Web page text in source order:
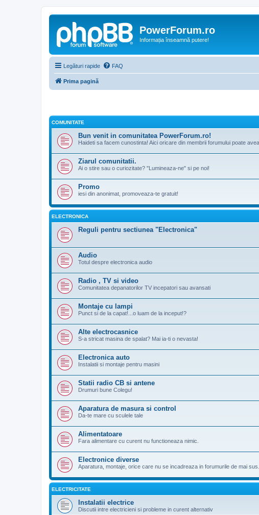
PowerForum.ro
Informația înseamnă putere!
Legături rapide FAQ
Prima pagină
COMUNITATE
Bun venit in comunitatea PowerForum.ro!
Haideti sa facem cunostinta! Aici oricare din membrii forumului poate
Ziarul comunitatii.
Ai o stire sau o curiozitate? "Lumineaza-ne" si pe noi!
Promo
iesi din anonimat, promoveaza-te gratuit!
ELECTRONICA
Reguli pentru sectiunea "Electronica"
Audio
Totul despre electronica audio
Radio , TV si video
Comunitatea depanatorilor TV incepatori sau avansati
Montaje cu lampi
Punct si de la capat!...o luam de la inceput!?
Alte electrocasnice
S-a stricat masina de spalat? Mai ia-ti o nevasta!
Electronica auto
Instalatii si montaje pentru masini
Statii radio CB si antene
Drumuri bune Colegu!
Aparatura de masura si control
Da-te mare cu sculele tale
Alimentatoare
Fara alimentare cu curent nu functioneaza nimic.
Electronice diverse
Aparatura, montaje, orice care nu se incadreaza in forumurile de mai sus.
ELECTRICITATE
Instalatii electrice
Discutii intre electricieni si probleme in curent alternativ